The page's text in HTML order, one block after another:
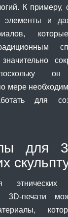
К примеру,
элементы и
он
мере
для
для
этнических
3D-печати